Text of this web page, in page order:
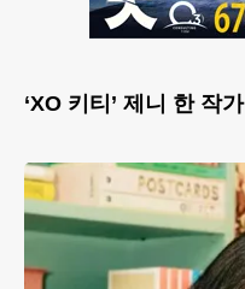
‘XO 키티’ 제니 한 작가